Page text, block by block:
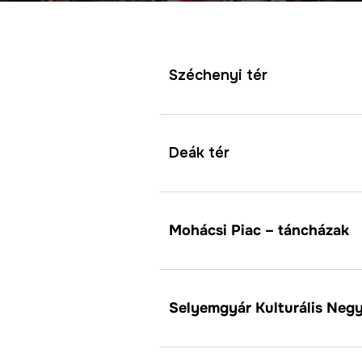
Széchenyi tér
Deák tér
Mohácsi Piac – táncházak
Selyemgyár Kulturális